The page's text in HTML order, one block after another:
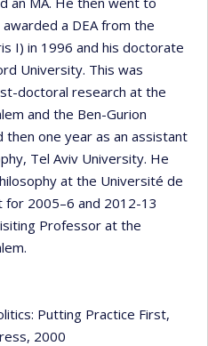
awarded a DEA from the
I) in 1996 and his doctorate
University. This was
doctoral research at the
and the Ben-Gurion
one year as an assistant
Tel Aviv University. He
at the Université de
for 2005–6 and 2012-13
Professor at the
Putting Practice First,
2000